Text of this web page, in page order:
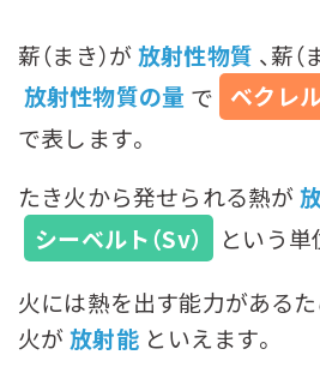
薪（まき）が放射性物質 、薪
放射性物質の量 で ベクレル
で表します。
たき火から発せられる熱が
シーベルト（Sv）
という単
火には熱を出す能力があるた
火が放射能 といえます。